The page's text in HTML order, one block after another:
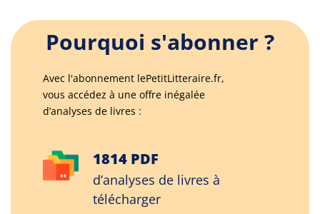
Pourquoi s'abonner ?
Avec l'abonnement lePetitLitteraire.fr,
vous accédez à une offre inégalée
d’analyses de livres :
1814 PDF
d’analyses de livres à
télécharger